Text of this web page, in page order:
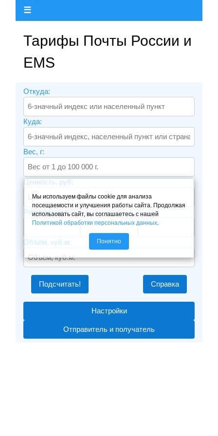
☰
Тарифы Почты России и
EMS
Откуда:
Куда:
Вес, г:
Ценность, руб:
Размеры, см:
Объем, куб.м:
Подсчитать! Справка
Настройки
Отправитель и получатель
Мы используем файлы cookie для анализа
посещаемости и улучшения работы сайта. Продолжая
использовать сайт, вы соглашаетесь с нашей
Политикой обработки персональных данных.
Понятно